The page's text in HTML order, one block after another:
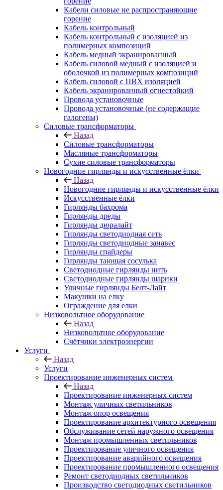
Кабели силовые не распространяющие
горение
Кабель контрольный
Кабель контрольный с изоляцией из
полимерных композиций
Кабель медный экранированный
Кабель силовой медный с изоляцией и
оболочкой из полимерных композиций
Кабель силовой с ПВХ изоляцией
Кабель экранированный огнестойкий
Провода установочные
Провода установочные (не содержащие
галогены)
Силовые трансформаторы
Назад
Силовые трансформаторы
Масляные трансформаторы
Сухие силовые трансформаторы
Новогодние гирлянды и искусственные ёлки
Назад
Новогодние гирлянды и искусственные ёлки
Искусственные ёлки
Гирлянды бахрома
Гирлянды дреды
Гирлянды дюралайт
Гирлянды светодиодная сеть
Гирлянды светодиодные занавес
Гирлянды спайдеры
Гирлянды тающая сосулька
Светодиодные гирлянды нить
Светодиодные гирлянды шарики
Уличные гирлянды Белт-Лайт
Макушки на елку
Ограждение для елки
Низковольтное оборудование
Назад
Низковольтное оборудование
Счётчики электроэнергии
Услуги
Назад
Услуги
Проектирование инженерных систем
Назад
Проектирование инженерных систем
Монтаж уличных светильников
Монтаж опор освещения
Проектирование архитектурного освещения
Обслуживание сетей наружного освещения
Монтаж промышленных светильников
Проектирование уличного освещения
Проектирование аварийного освещения
Проектирование промышленного освещения
Ремонт светодиодных светильников
Производство светодиодных светильников